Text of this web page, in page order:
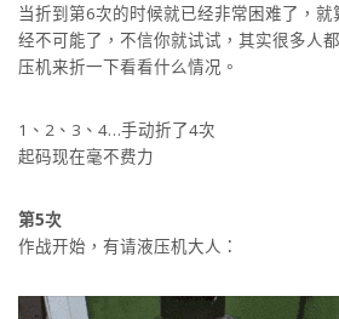
当折到第6次的时候就已经非常困难了，
经不可能了，不信你就试试，其实很多人
压机来折一下看看什么情况。
1、2、3、4…手动折了4次
起码现在毫不费力
第5次
作战开始，有请液压机大人：